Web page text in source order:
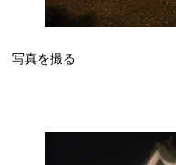
写真を撮る